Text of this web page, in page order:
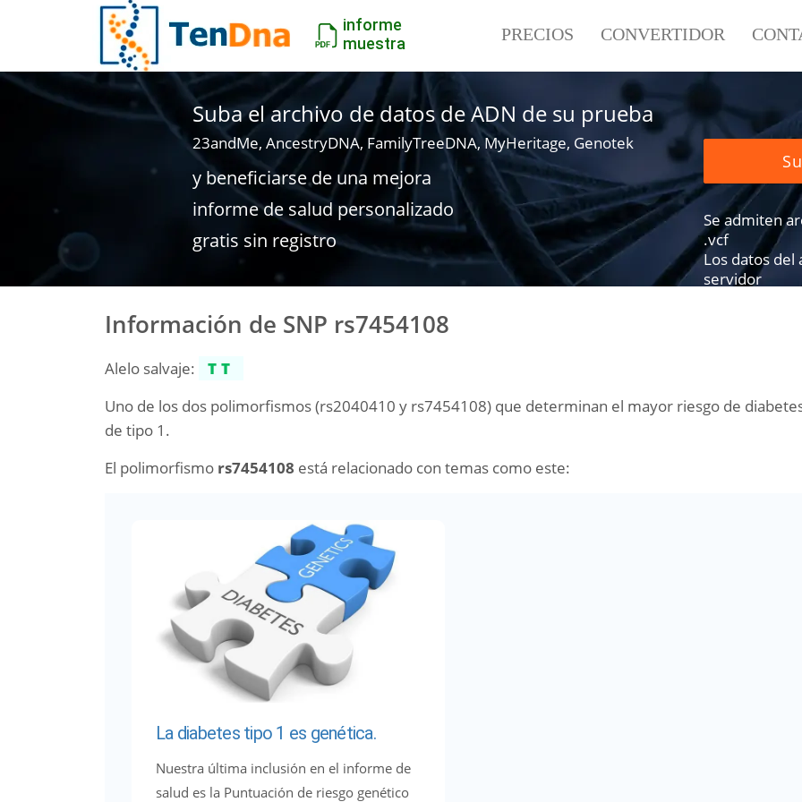
informe
muestra
PRECIOS CONVERTIDOR
Suba el archivo de datos de ADN de su prueba
23andMe, AncestryDNA, FamilyTreeDNA, MyHeritage, Genotek
y beneficiarse de una mejora
informe de salud personalizado
gratis sin registro
Se admiten
.vcf
Los datos del
servidor
Información de SNP rs7454108
Alelo salvaje:
TT
Uno de los dos polimorfismos (rs2040410 y rs7454108) que determinan el mayor riesgo de
de tipo 1.
El polimorfismo rs7454108 está relacionado con temas como este:
La diabetes tipo 1 es genética.
Nuestra última inclusión en el informe de
salud es la Puntuación de riesgo genético